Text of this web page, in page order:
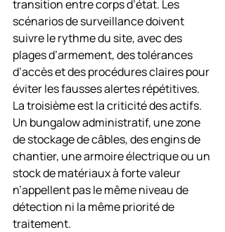
transition entre corps d’état. Les
scénarios de surveillance doivent
suivre le rythme du site, avec des
plages d’armement, des tolérances
d’accès et des procédures claires pour
éviter les fausses alertes répétitives.
La troisième est la criticité des actifs.
Un bungalow administratif, une zone
de stockage de câbles, des engins de
chantier, une armoire électrique ou un
stock de matériaux à forte valeur
n’appellent pas le même niveau de
détection ni la même priorité de
traitement.